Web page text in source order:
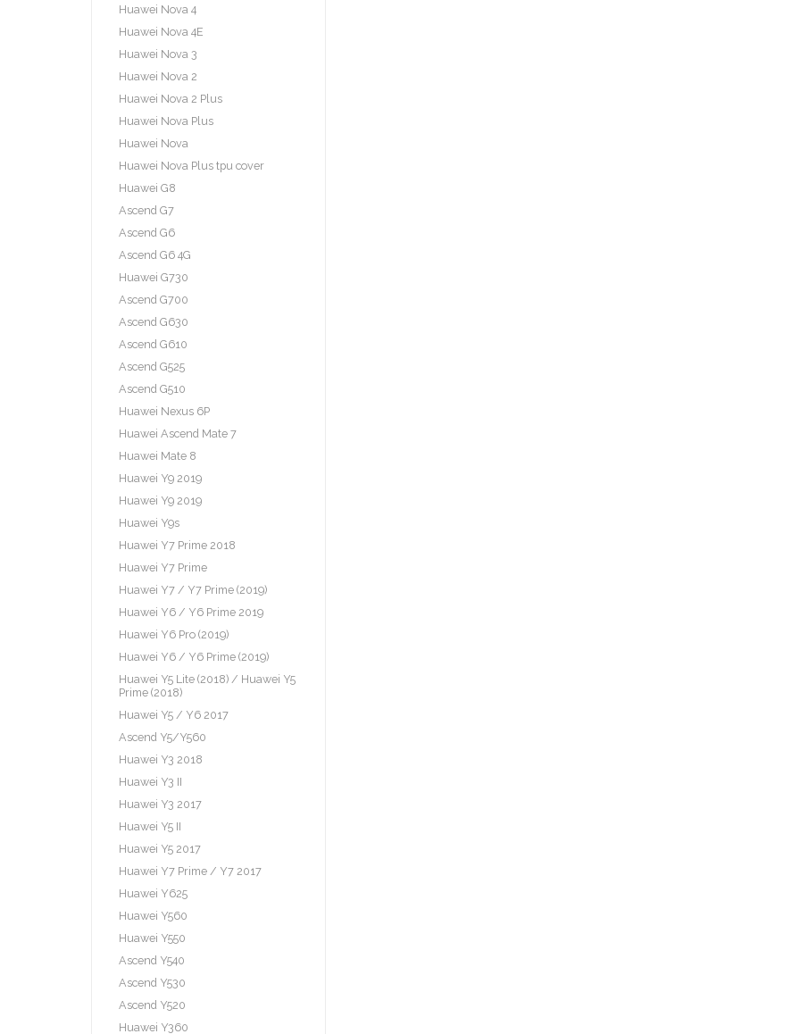
Huawei Nova 4
Huawei Nova 4E
Huawei Nova 3
Huawei Nova 2
Huawei Nova 2 Plus
Huawei Nova Plus
Huawei Nova
Huawei Nova Plus tpu cover
Huawei G8
Ascend G7
Ascend G6
Ascend G6 4G
Huawei G730
Ascend G700
Ascend G630
Ascend G610
Ascend G525
Ascend G510
Huawei Nexus 6P
Huawei Ascend Mate 7
Huawei Mate 8
Huawei Y9 2019
Huawei Y9 2019
Huawei Y9s
Huawei Y7 Prime 2018
Huawei Y7 Prime
Huawei Y7 / Y7 Prime (2019)
Huawei Y6 / Y6 Prime 2019
Huawei Y6 Pro (2019)
Huawei Y6 / Y6 Prime (2019)
Huawei Y5 Lite (2018) / Huawei Y5
Prime (2018)
Huawei Y5 / Y6 2017
Ascend Y5/Y560
Huawei Y3 2018
Huawei Y3 II
Huawei Y3 2017
Huawei Y5 II
Huawei Y5 2017
Huawei Y7 Prime / Y7 2017
Huawei Y625
Huawei Y560
Huawei Y550
Ascend Y540
Ascend Y530
Ascend Y520
Huawei Y360